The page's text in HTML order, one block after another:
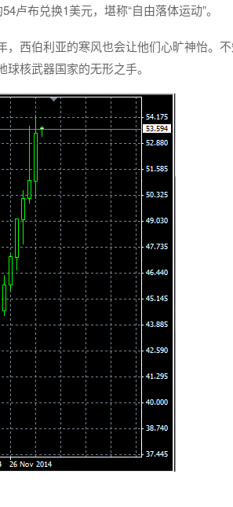
卢布兑换1美元，堪称“自由落体运动”。
西伯利亚的寒风也会让他们心旷神怡。
核武器国家的无形之手。